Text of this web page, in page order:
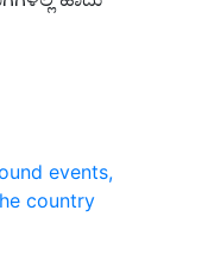
events,
country